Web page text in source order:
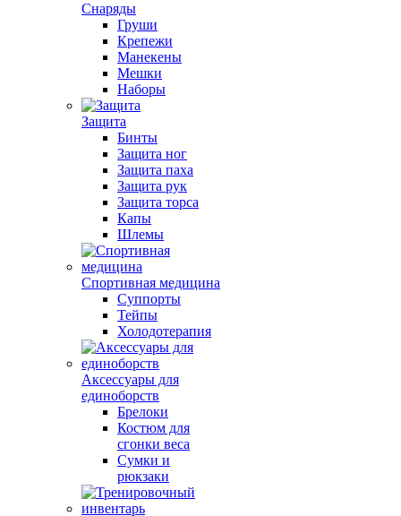
Снаряды
Груши
Крепежи
Манекены
Мешки
Наборы
Защита
Бинты
Защита ног
Защита паха
Защита рук
Защита торса
Капы
Шлемы
Спортивная медицина
Суппорты
Тейпы
Холодотерапия
Аксессуары для
единоборств
Брелоки
Костюм для
сгонки веса
Сумки и
рюкзаки